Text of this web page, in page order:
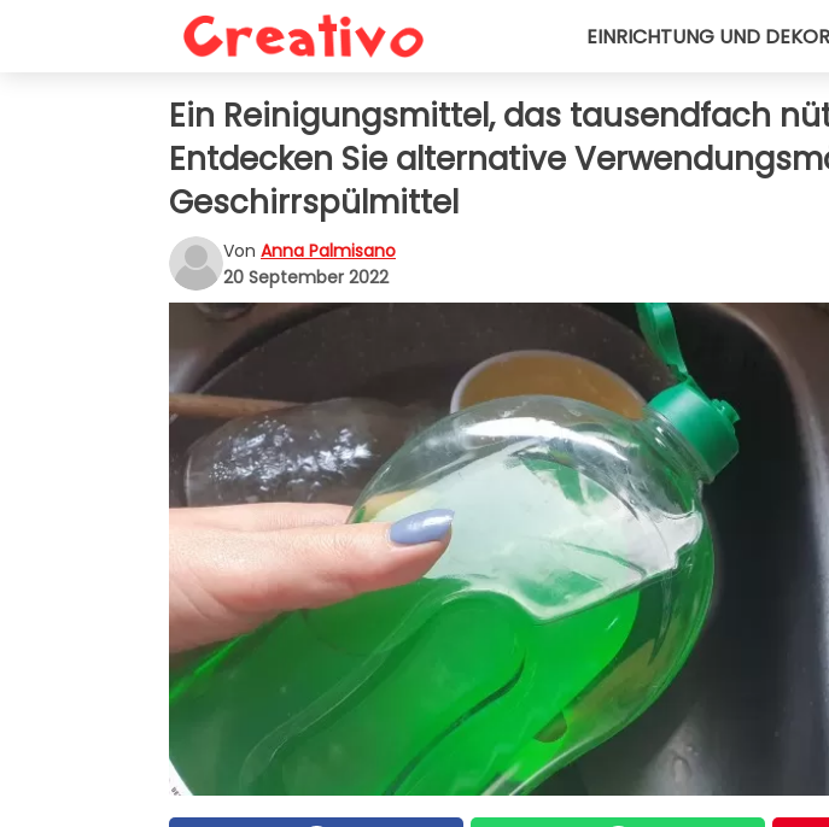
EINRICHTUNG UND
Ein Reinigungsmittel, das tausendfach
Entdecken Sie alternative
Geschirrspülmittel
Von Anna Palmisano
20 September 2022